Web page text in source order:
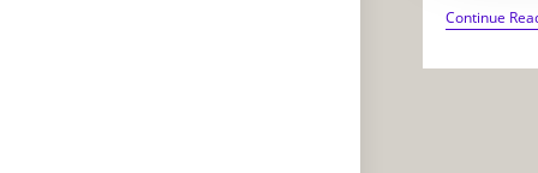
Continue